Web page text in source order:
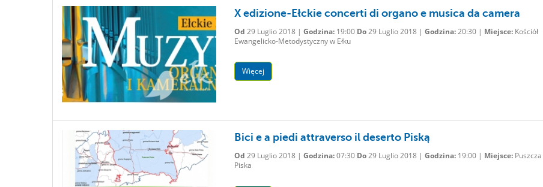
X edizione-Ełckie concerti di organo e musica da camera
Od 29 Luglio 2018 | Godzina:19:00 Do29 Luglio 2018 | Godzina:20:30 | Miejsce:Kościół
Ewangelicko-Metodystyczny w Ełku
Więcej
Bici e a piedi attraverso il deserto Piską
Od 29 Luglio 2018 | Godzina:07:30 Do29 Luglio 2018 | Godzina:19:00 | Miejsce:Puszcza
Piska